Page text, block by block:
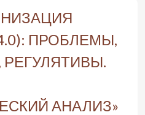
ПРОБЛЕМЫ,
АНАЛИЗ»